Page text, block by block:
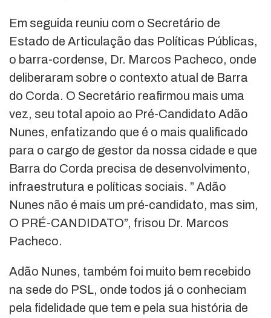
Em seguida reuniu com o Secretário de
Estado de Articulação das Políticas Públicas,
o barra-cordense, Dr. Marcos Pacheco, onde
deliberaram sobre o contexto atual de Barra
do Corda. O Secretário reafirmou mais uma
vez, seu total apoio ao Pré-Candidato Adão
Nunes, enfatizando que é o mais qualificado
para o cargo de gestor da nossa cidade e que
Barra do Corda precisa de desenvolvimento,
infraestrutura e políticas sociais. ” Adão
Nunes não é mais um pré-candidato, mas sim,
O PRÉ-CANDIDATO”, frisou Dr. Marcos
Pacheco.
Adão Nunes, também foi muito bem recebido
na sede do PSL, onde todos já o conheciam
pela fidelidade que tem e pela sua história de